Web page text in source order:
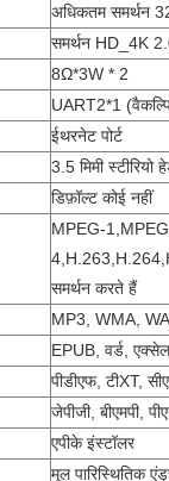
अधिकतम समर्थन
समर्थन HD_4K
8Ω*3W * 2
UART2*1
ईथरनेट पोर्ट
3.5 मिमी
डिफ़ॉल्ट कोई नहीं
MPEG-
समर्थन करते हैं
MP3, WMA,
EPUB, वर्ड,
पीडीएफ, टीXT,
जेपीजी, बीएमपी,
एपीके इंस्टॉलर
मूल पारिस्थितिक